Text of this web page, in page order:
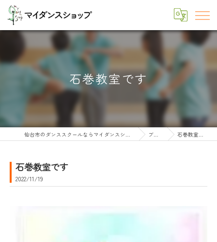
石巻教室です
仙台市のダンススクールならマイダンスショップ ブログ 石巻教室です
石巻教室です
2022/11/19